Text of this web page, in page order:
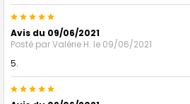
5
Avis du 09/06/2021
Posté parValérie H. le 09/06/2021
5.
5